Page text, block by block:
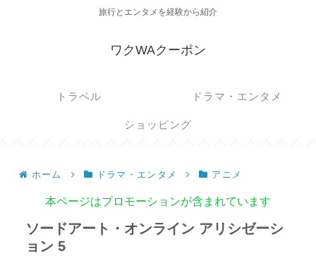
旅行とエンタメを経験から紹介
ワクWAクーポン
トラベル ドラマ・エンタメ
ショッピング
ホーム ドラマ・エンタメ アニメ
本ページはプロモーションが含まれています
ソードアート・オンライン アリシゼーシ
ョン 5